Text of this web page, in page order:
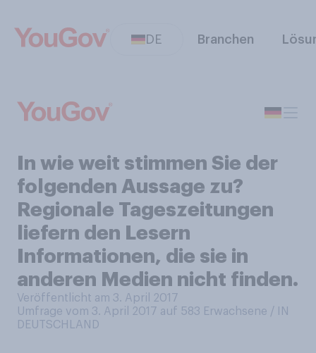
DE Branchen
In wie weit stimmen Sie der
folgenden Aussage zu?
Regionale Tageszeitungen
liefern den Lesern
Informationen, die sie in
anderen Medien nicht finden.
Veröffentlicht am 3. April 2017
Umfrage vom 3. April 2017 auf 583 Erwachsene / IN
DEUTSCHLAND